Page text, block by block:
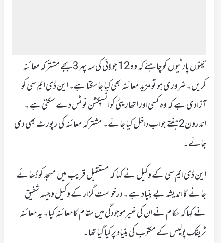
تینوں پارٹیوں کو چاہئے کہ وہ 12 جولائی کی سہ پہر 3بجے مشترکہ معائنہ
کریں۔ ضروری ہو تو مزید معائنہ بھی کیا جاسکتا ہے۔ این ڈی ایم سی کو
آزادی ہے کہ وہ کسی اور اتھاریٹی کو انسپکشن نوٹس دے سکتی ہے۔
اندرون 2 ہفتے جواب داخل کیا جائے۔ مشترکہ معائنہ کی رپورٹ بھی دی
جائے۔
این ڈی ایم سی کے وکیل نے کہا کہ مستقبل قریب میں مسجد کو ڈھائے
جانے کا اندیشہ بے بنیاد ہے۔ درخواست گزار کے وکیل وجیہہ شفیق
نے کہا کہ حکام نے ان کی غیرموجودگی میں مقام کا معائنہ کیا۔ یہ معائنہ
ٹریفک پولیس کے مکتوب کی بنیاد پر کیا گیا تھا۔